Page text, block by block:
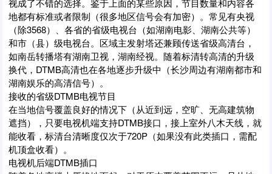
视成了不错的选择。鉴于上面的某些原因，节目数量和内容各
地都有标准或者限制（很多地区信号会有加密）。常见有央视
（除3568）、各省的省级电视台（如湖南电影、湖南公共等）
和市（县）级电视台。区域主发射塔还兼顾传送省级高清台，
如南岳转播塔有湖南卫视，湖南经视。随着标清转高清的升级
换代，DTMB高清也在各地逐步升级中（长沙周边有湖南都市和
湖南娱乐的高清信号）。
接收的省级DTMB电视节目
在当地信号覆盖良好的情况下（从近到远，空旷、无高建筑物
遮挡），只要电视机端支持DTMB接口，接上室外八木天线，就
能收看，标清台清晰度仅次于720P（如果没有此类插口，需配
机顶盒收看）。
电视机后端DTMB插口